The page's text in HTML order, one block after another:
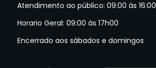
Atendimento ao público: 09:00 às 16:00
Horario Geral: 09:00 às 17h00
Encerrado aos sábados e domingos